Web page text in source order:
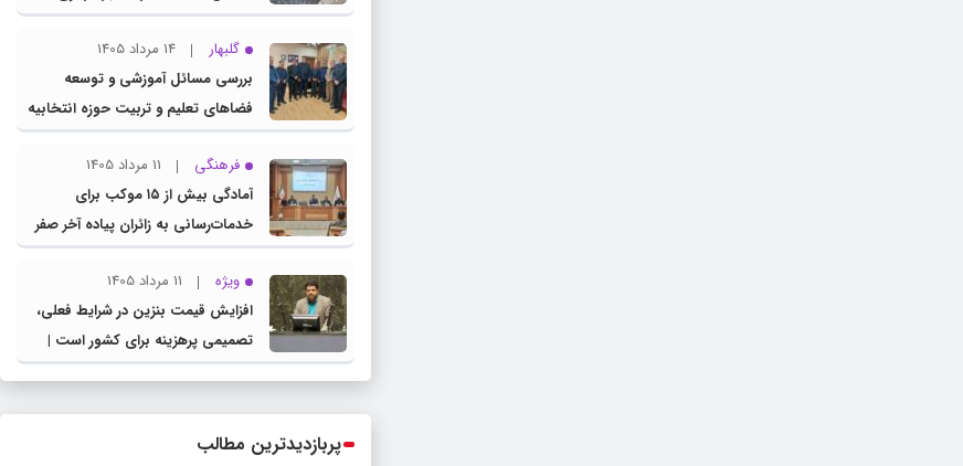
می‌رسد
گلبهار
14 مرداد 1405
بررسی مسائل آموزشی و توسعه
فضاهای تعلیم و تربیت حوزه انتخابیه
در نشست مشترک عضو کمیسیون
آموزش مجلس با مدیرکل آموزش و
پرورش خراسان رضوی
فرهنگی
11 مرداد 1405
آمادگی بیش از ۱۵ موکب برای
خدمات‌رسانی به زائران پیاده آخر صفر
در شهرستان چناران
ویژه
11 مرداد 1405
افزایش قیمت بنزین در شرایط فعلی،
تصمیمی پرهزینه برای کشور است |
دولت، قاچاق سوخت و عوامل اصلی
پربازدیدترین مطالب